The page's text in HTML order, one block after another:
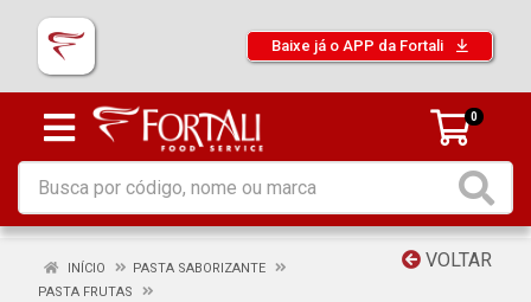
Baixe já o APP da Fortali
0
VOLTAR
INÍCIO
PASTA SABORIZANTE
PASTA FRUTAS